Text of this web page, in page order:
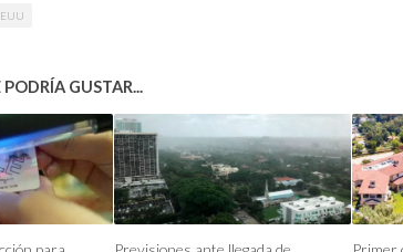
GUSTAR...